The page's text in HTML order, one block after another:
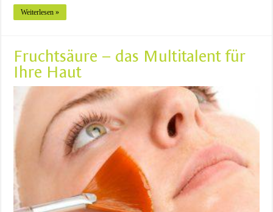
Weiterlesen »
Fruchtsäure – das Multitalent für
Ihre Haut